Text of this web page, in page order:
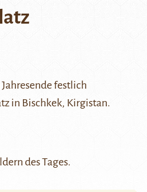
festlich
in Bischkek, Kirgistan.
des Tages.